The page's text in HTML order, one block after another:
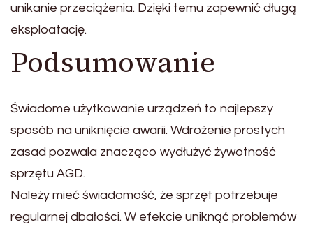
unikanie przeciążenia. Dzięki temu zapewnić długą
eksploatację.
Podsumowanie
Świadome użytkowanie urządzeń to najlepszy
sposób na uniknięcie awarii. Wdrożenie prostych
zasad pozwala znacząco wydłużyć żywotność
sprzętu AGD.
Należy mieć świadomość, że sprzęt potrzebuje
regularnej dbałości. W efekcie uniknąć problemów